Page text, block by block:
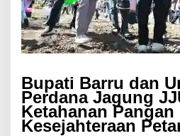
Bupati Barru dan
Perdana Jagung
Ketahanan Pangan
Kesejahteraan